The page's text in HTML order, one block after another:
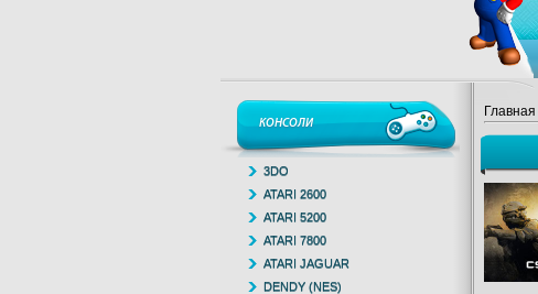
Главная
КОНСОЛИ
3DO
ATARI 2600
ATARI 5200
ATARI 7800
ATARI JAGUAR
DENDY (NES)